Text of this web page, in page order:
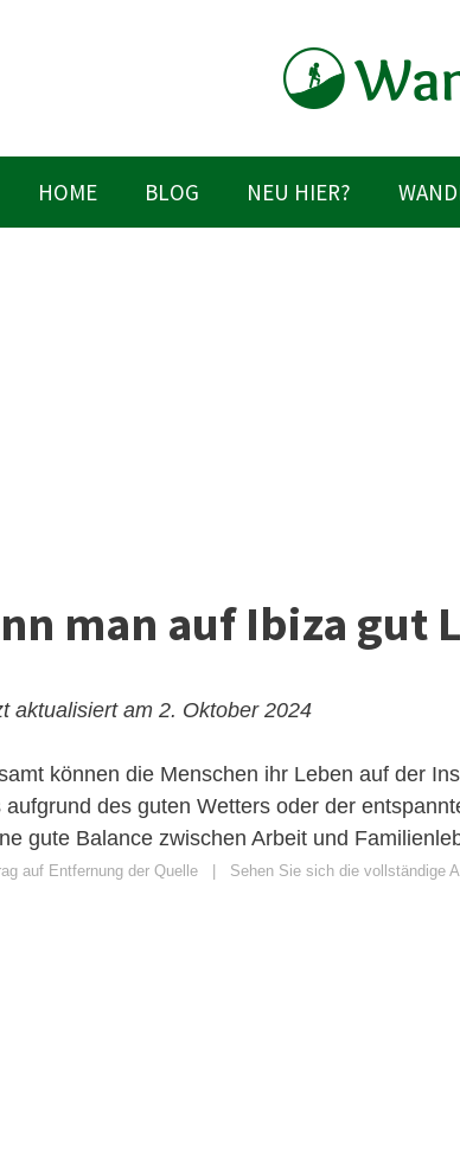
HOME BLOG NEU HIER?
man auf Ibiza gut
aktualisiert am 2. Oktober 2024
können die Menschen ihr Leben auf der
aufgrund des guten Wetters oder der
gute Balance zwischen Arbeit und
auf Entfernung der Quelle Sehen Sie sich die vollständige